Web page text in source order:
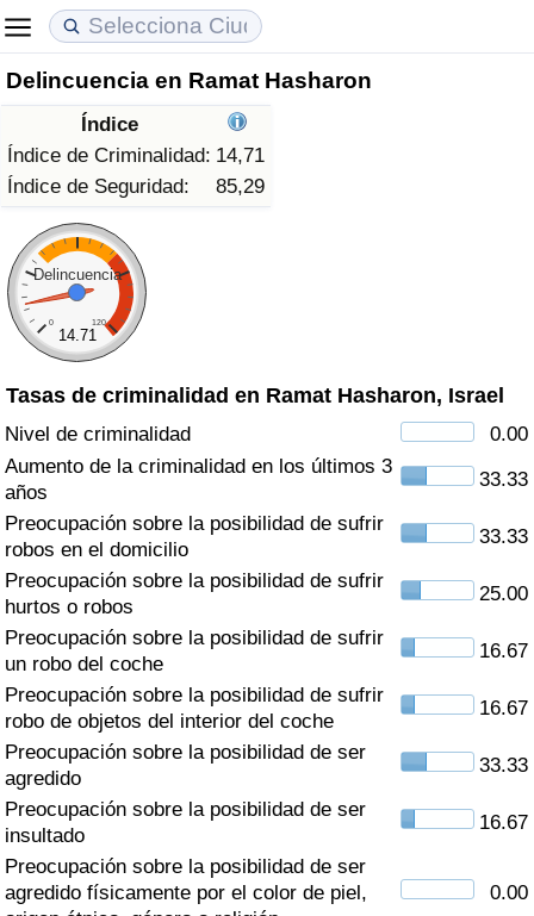
Delincuencia en Ramat Hasharon
Índice
Índice de Criminalidad: 14,71
Índice de Seguridad:
85,29
Delincuencia
0 120
14.71
Tasas de criminalidad en Ramat Hasharon, Israel
Nivel de criminalidad
0.00
Aumento de la criminalidad en los últimos 3
años
33.33
Preocupación sobre la posibilidad de sufrir
robos en el domicilio
33.33
Preocupación sobre la posibilidad de sufrir
hurtos o robos
25.00
Preocupación sobre la posibilidad de sufrir
un robo del coche
16.67
Preocupación sobre la posibilidad de sufrir
robo de objetos del interior del coche
16.67
Preocupación sobre la posibilidad de ser
agredido
33.33
Preocupación sobre la posibilidad de ser
insultado
16.67
Preocupación sobre la posibilidad de ser
agredido físicamente por el color de piel,
0.00
Coste de vida
Índice de Costo de Vida (Actual)
Índice de Costo de Vida
Índice de costo de vida por país
en aqaba
Precios de las propiedades
Índice de Precios de Inmuebles (Actual)
Índice de Precios de Inmuebles
Índice de Precios de Inmuebles por País
Calidad de Vida
Índice de Calidad de Vida
Índice de Calidad de Vida (Actual)
Índice de calidad de vida por país
Delincuencia
Calificación del Índice de Criminalidad
(Actual)
Índice de Criminalidad
Índice de criminalidad por país
Sanidad
Índice de Sanidad (Actual)
Índice de Sanidad
Índice de Sanidad por País
Contaminación
Índice de Contaminación (Actual)